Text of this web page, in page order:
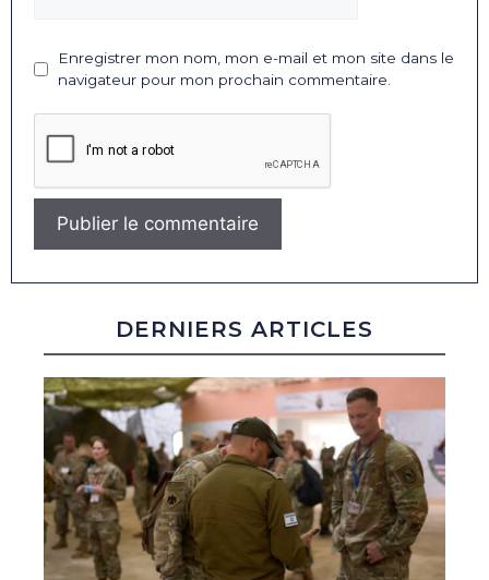
Enregistrer mon nom, mon e-mail et mon site dans le
navigateur pour mon prochain commentaire.
DERNIERS ARTICLES